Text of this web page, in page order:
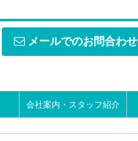
メールでのお問合わせ
会社案内・スタッフ紹介